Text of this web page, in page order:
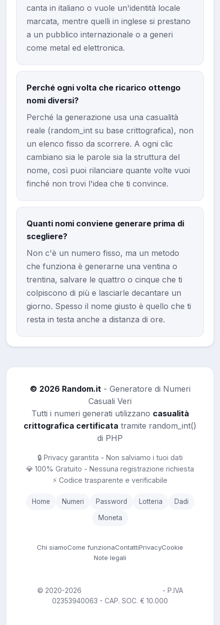
canta in italiano o vuole un'identità locale
marcata, mentre quelli in inglese si prestano
a un pubblico internazionale o a generi
come metal ed elettronica.
Perché ogni volta che ricarico ottengo
nomi diversi?
Perché la generazione usa una casualità
reale (random_int su base crittografica), non
un elenco fisso da scorrere. A ogni clic
cambiano sia le parole sia la struttura del
nome, così puoi rilanciare quante volte vuoi
finché non trovi l'idea che ti convince.
Quanti nomi conviene generare prima di
scegliere?
Non c'è un numero fisso, ma un metodo
che funziona è generarne una ventina o
trentina, salvare le quattro o cinque che ti
colpiscono di più e lasciarle decantare un
giorno. Spesso il nome giusto è quello che ti
resta in testa anche a distanza di ore.
© 2026 Random.it- Generatore di Numeri
Casuali Veri
Tutti i numeri generati utilizzano casualità
crittografica certificata tramite random_int()
di PHP
🔒 Privacy garantita - Non salviamo i tuoi dati
💎 100% Gratuito - Nessuna registrazione richiesta
⚡ Codice trasparente e verificabile
Home Numeri Password Lotteria Dadi
Moneta
Chi siamoCome funzionaContattiPrivacyCookie
Note legali
© 2020-2026
- P.IVA
02353940063 - CAP. SOC. € 10.000